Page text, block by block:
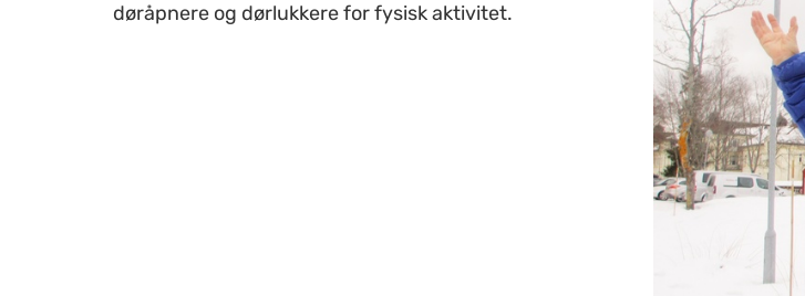
døråpnere og dørlukkere for fysisk aktivitet.